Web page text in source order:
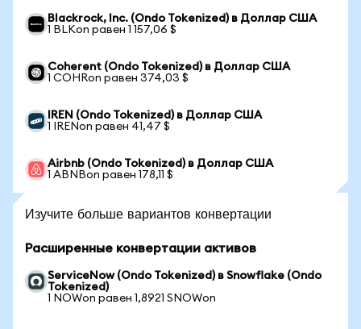
Blackrock, Inc. (Ondo Tokenized) в Доллар США
1 BLKon равен 1 157,06 $
Coherent (Ondo Tokenized) в Доллар США
1 COHRon равен 374,03 $
IREN (Ondo Tokenized) в Доллар США
1 IRENon равен 41,47 $
Airbnb (Ondo Tokenized) в Доллар США
1 ABNBon равен 178,11 $
Изучите больше вариантов конвертации
Расширенные конвертации активов
ServiceNow (Ondo Tokenized) в Snowflake (Ondo
Tokenized)
1 NOWon равен 1,8921 SNOWon